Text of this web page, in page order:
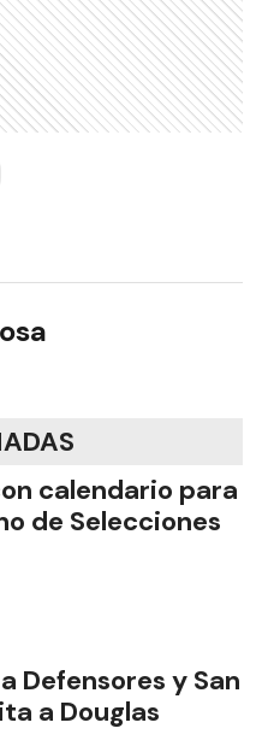
calendario para
de Selecciones
Defensores y San
a Douglas